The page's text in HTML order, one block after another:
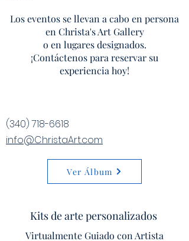
Los eventos se llevan a cabo en persona
en Christa's Art Gallery
o en lugares designados.
¡Contáctenos para reservar su
experiencia hoy!
(340) 718-6618
info@ChristaArt.com
Ver Álbum
Kits de arte personalizados
Virtualmente Guiado con Artista